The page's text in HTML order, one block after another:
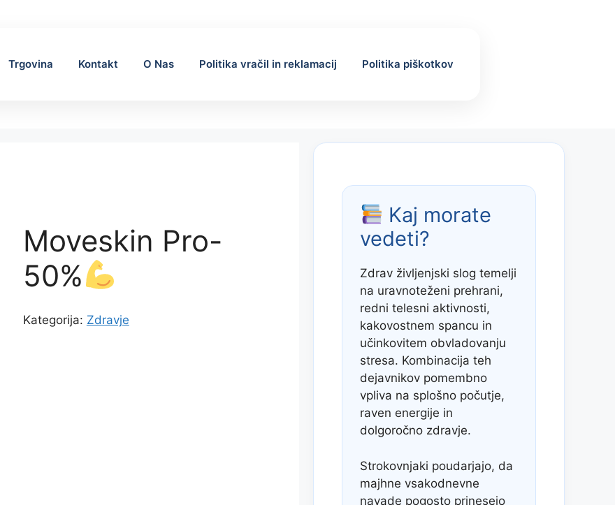
Trgovina Kontakt O Nas Politika vračil in reklamacij Politika piškotkov
Moveskin Pro-
50%
Kategorija: Zdravje
Kaj morate
vedeti?
Zdrav življenjski slog temelji
na uravnoteženi prehrani,
redni telesni aktivnosti,
kakovostnem spancu in
učinkovitem obvladovanju
stresa. Kombinacija teh
dejavnikov pomembno
vpliva na splošno počutje,
raven energije in
dolgoročno zdravje.
Strokovnjaki poudarjajo, da
majhne vsakodnevne
navade pogosto prinesejo